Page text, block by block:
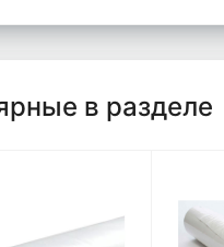
в разделе